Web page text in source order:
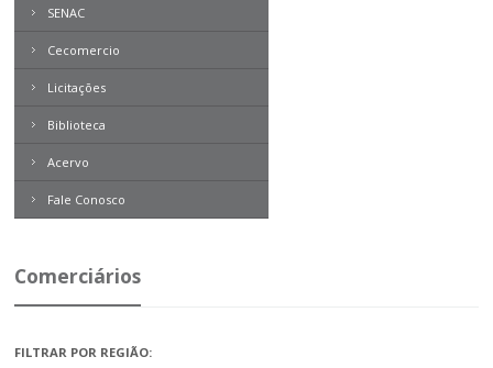
SENAC
Cecomercio
Licitações
Biblioteca
Boletim Direito
Contemporâneo
Revista Problemas Brasileiros
Livros
Acervo
Fale Conosco
Comerciários
FILTRAR POR REGIÃO: